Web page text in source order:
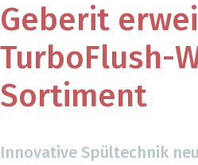
Geberit
TurboFlush-
Sortiment
Innovative Spültechnik